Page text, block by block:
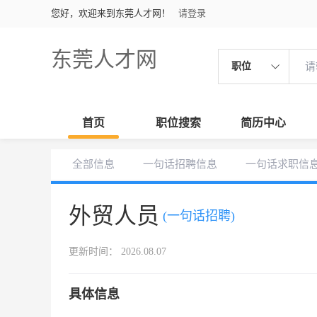
您好，欢迎来到东莞人才网！ 请登录
东莞人才网 职位
首页 职位搜索 简历中心
全部信息 一句话招聘信息 一句话求职信
外贸人员 (一句话招聘)
更新时间： 2026.08.07
具体信息